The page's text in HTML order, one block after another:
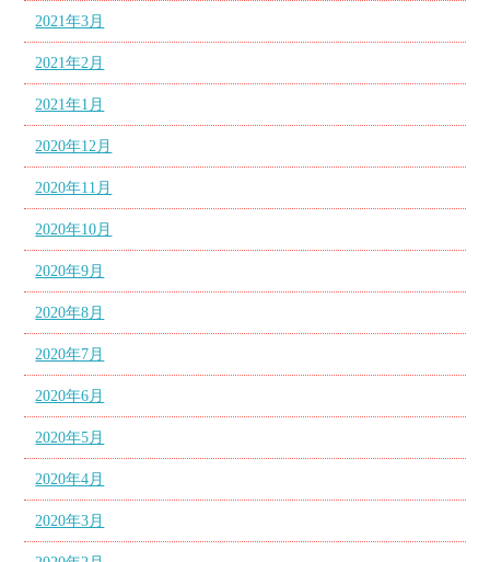
2021年3月
2021年2月
2021年1月
2020年12月
2020年11月
2020年10月
2020年9月
2020年8月
2020年7月
2020年6月
2020年5月
2020年4月
2020年3月